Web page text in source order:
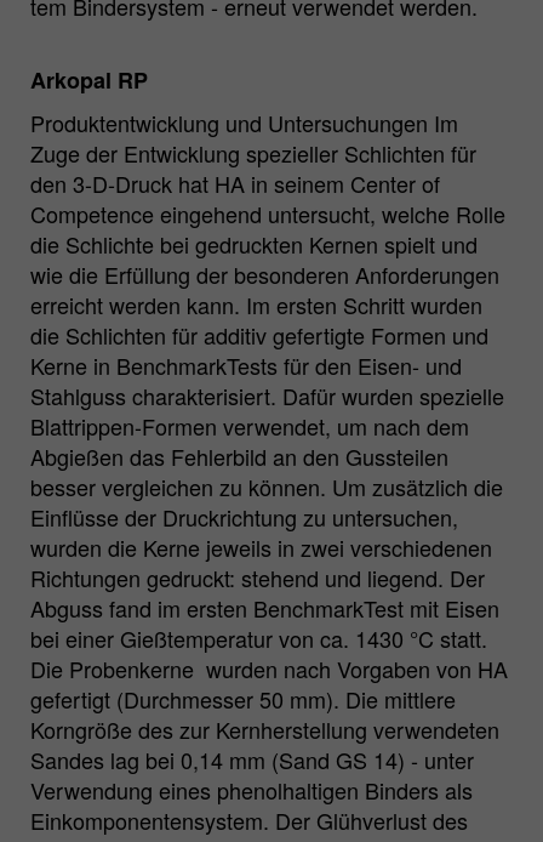
Arkopal RP
Produktentwicklung und Untersuchungen Im
Zuge der Entwicklung spezieller Schlichten für
den 3-D-Druck hat HA in seinem Center of
Competence eingehend untersucht, welche Rolle
die Schlichte bei gedruckten Kernen spielt und
wie die Erfüllung der besonderen Anforderungen
erreicht werden kann. Im ersten Schritt wurden
die Schlichten für additiv gefertigte Formen und
Kerne in BenchmarkTests für den Eisen- und
Stahlguss charakterisiert. Dafür wurden spezielle
Blattrippen-Formen verwendet, um nach dem
Abgießen das Fehlerbild an den Gussteilen
besser vergleichen zu können. Um zusätzlich die
Einflüsse der Druckrichtung zu untersuchen,
wurden die Kerne jeweils in zwei verschiedenen
Richtungen gedruckt: stehend und liegend. Der
Abguss fand im ersten BenchmarkTest mit Eisen
bei einer Gießtemperatur von ca. 1430 °C statt.
Die Probenkerne wurden nach Vorgaben von HA
gefertigt (Durchmesser 50 mm). Die mittlere
Korngröße des zur Kernherstellung verwendeten
Sandes lag bei 0,14 mm (Sand GS 14) - unter
Verwendung eines phenolhaltigen Binders als
Einkomponentensystem. Der Glühverlust des